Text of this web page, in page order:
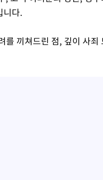
니다.
를 끼쳐드린 점, 깊이 사죄